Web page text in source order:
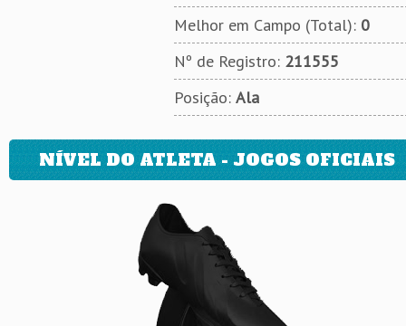
Melhor em Campo (Total): 0
Nº de Registro: 211555
Posição: Ala
NÍVEL DO ATLETA - JOGOS OFICIAIS